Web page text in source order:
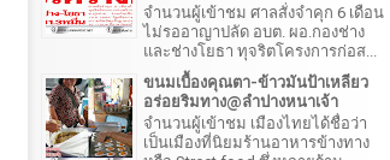
จำนวนผู้เข้าชม ศาลสั่งจำคุก 6 เดือน
ไม่รออาญาปลัด อบต. ผอ.กองช่าง
และช่างโยธา ทุจริตโครงการก่อส...
ขนมเบื้องคุณตา-ข้าวมันป้าเหลียว
อร่อยริมทาง@ลำปางหนาเจ้า
จำนวนผู้เข้าชม เมืองไทยได้ชื่อว่า
เป็นเมืองที่นิยมร้านอาหารข้างทาง